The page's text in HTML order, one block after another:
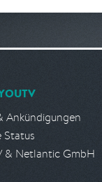
Ankündigungen
Status
& Netlantic GmbH